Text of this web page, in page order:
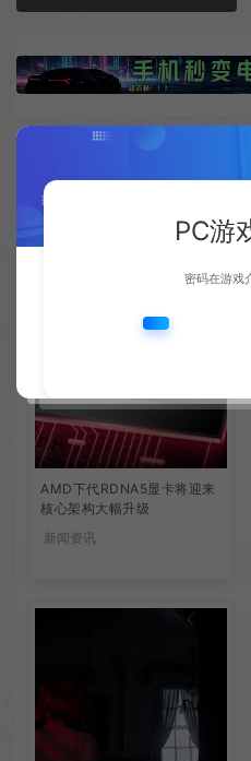
AMD下代RDNA5显卡将迎来
核心架构大幅升级
新闻资讯
PC游
密码在游戏